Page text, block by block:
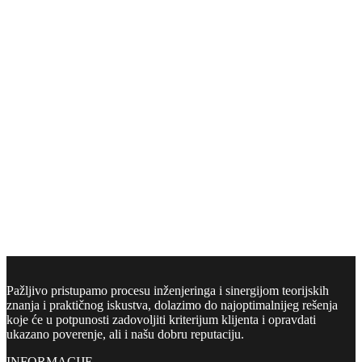
Pažljivo pristupamo procesu inženjeringa i sinergijom teorijskih
znanja i praktičnog iskustva, dolazimo do najoptimalnijeg rešenja
koje će u potpunosti zadovoljiti kriterijum klijenta i opravdati
ukazano poverenje, ali i našu dobru reputaciju.